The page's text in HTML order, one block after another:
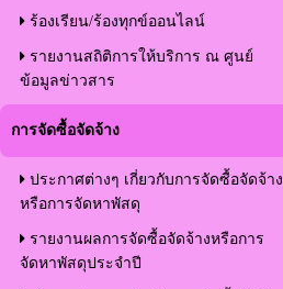
ร้องเรียน/ร้องทุกข์ออนไลน์
รายงานสถิติการให้บริการ ณ ศูนย์
ข้อมูลข่าวสาร
การจัดซื้อจัดจ้าง
ประกาศต่างๆ เกี่ยวกับการจัดซื้อจัดจ้าง
หรือการจัดหาพัสดุ
รายงานผลการจัดซื้อจัดจ้างหรือการ
จัดหาพัสดุประจำปี